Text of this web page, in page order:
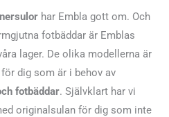
har Embla gott om. Och
fotbäddar är Emblas
lager. De olika modellerna är
dig som är i behov av
fotbäddar. Självklart har vi
originalsulan för dig som inte